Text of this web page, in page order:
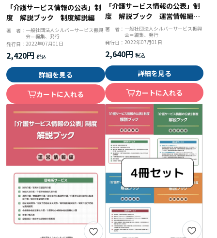
「介護サービス情報の公表」制
度 解説ブック 制度解説編
著 者： 一般社団法人シルバーサービス振興
会＝編集、発行
発行日：2022年07月01日
2,420円
詳細を見る
カートに入れる
「介護サービス情報の公表」制
度 解説ブック 運営情報編
＜居住系サービス＞
著 者： 一般社団法人シルバーサービス振興
会＝編集、発行
発行日： 2022年07月01日
2,640円
詳細を見る
カートに入れる